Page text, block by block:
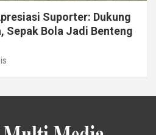
Suporter: Dukung
Sepak Bola Jadi Benteng